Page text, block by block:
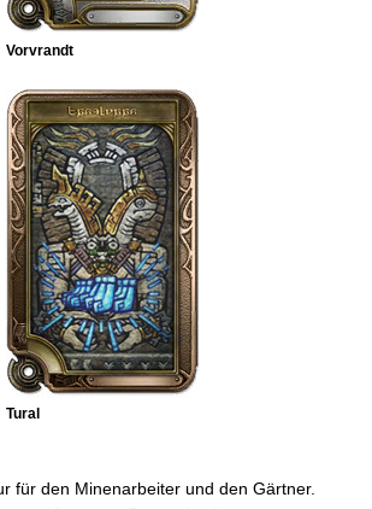
Vorvrandt
Tural
für den Minenarbeiter und den Gärtner.